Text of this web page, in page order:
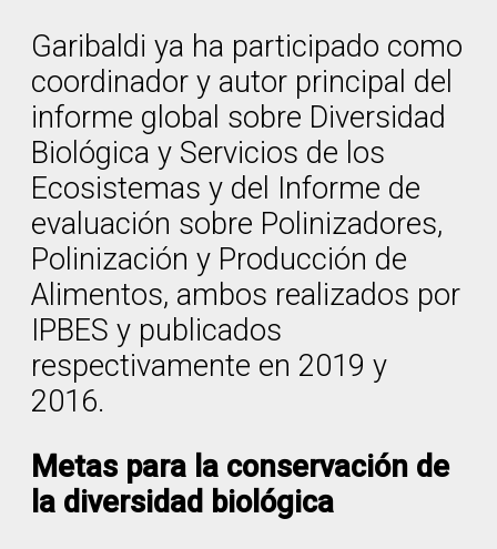
Garibaldi ya ha participado como
coordinador y autor principal del
informe global sobre Diversidad
Biológica y Servicios de los
Ecosistemas y del Informe de
evaluación sobre Polinizadores,
Polinización y Producción de
Alimentos, ambos realizados por
IPBES y publicados
respectivamente en 2019 y
2016.
Metas para la conservación de
la diversidad biológica